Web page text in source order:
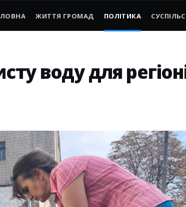
ЖИТТЯ ГРОМАД ПОЛІТИКА
воду для